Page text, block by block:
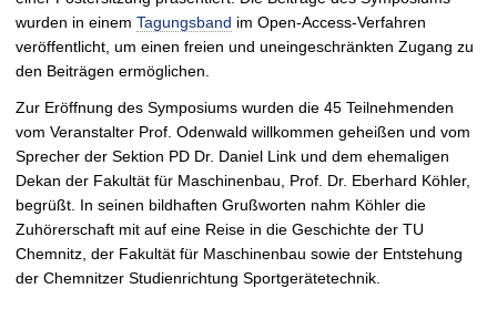
wurden in einem Tagungsband im Open-Access-Verfahren
veröffentlicht, um einen freien und uneingeschränkten Zugang zu
den Beiträgen ermöglichen.
Zur Eröffnung des Symposiums wurden die 45 Teilnehmenden
vom Veranstalter Prof. Odenwald willkommen geheißen und vom
Sprecher der Sektion PD Dr. Daniel Link und dem ehemaligen
Dekan der Fakultät für Maschinenbau, Prof. Dr. Eberhard Köhler,
begrüßt. In seinen bildhaften Grußworten nahm Köhler die
Zuhörerschaft mit auf eine Reise in die Geschichte der TU
Chemnitz, der Fakultät für Maschinenbau sowie der Entstehung
der Chemnitzer Studienrichtung Sportgerätetechnik.